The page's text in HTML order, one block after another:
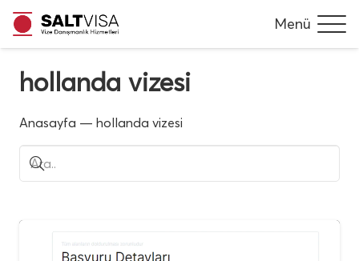
Menü
hollanda vizesi
Anasayfa — hollanda vizesi